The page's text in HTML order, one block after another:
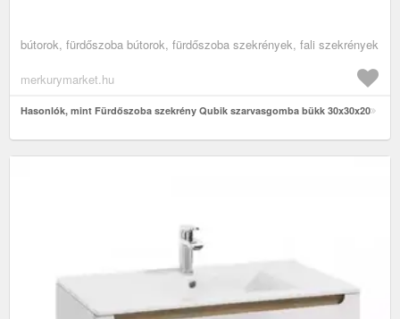
bútorok, fürdőszoba bútorok, fürdőszoba szekrények, fali szekrények
merkurymarket.hu
Hasonlók, mint Fürdőszoba szekrény Qubik szarvasgomba bükk 30x30x20